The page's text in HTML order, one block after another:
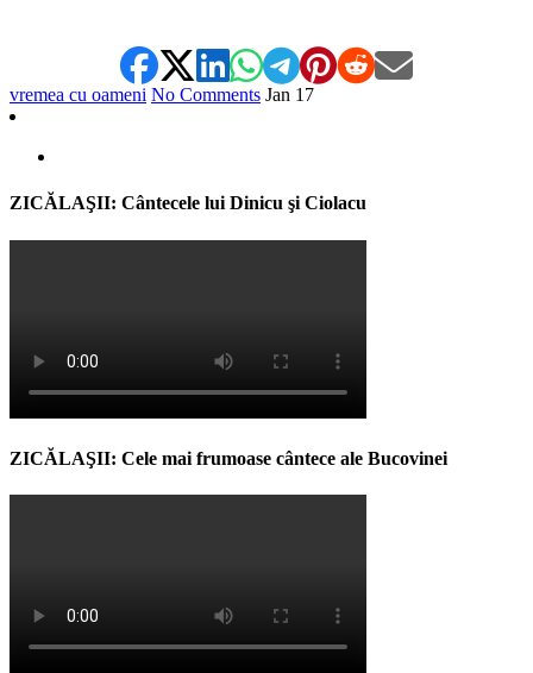
vremea cu oameni No Comments Jan 17
ZICĂLAŞII: Cântecele lui Dinicu şi Ciolacu
ZICĂLAŞII: Cele mai frumoase cântece ale Bucovinei